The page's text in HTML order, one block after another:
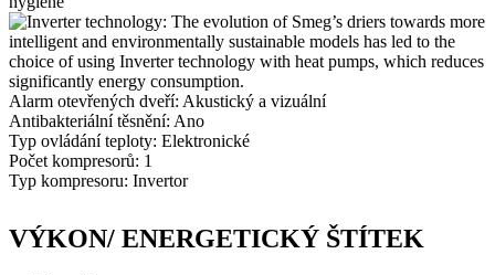
Alarm otevřených dveří: Akustický a vizuální
Antibakteriální těsnění: Ano
Typ ovládání teploty: Elektronické
Počet kompresorů: 1
Typ kompresoru: Invertor
VÝKON/ ENERGETICKÝ ŠTÍTEK